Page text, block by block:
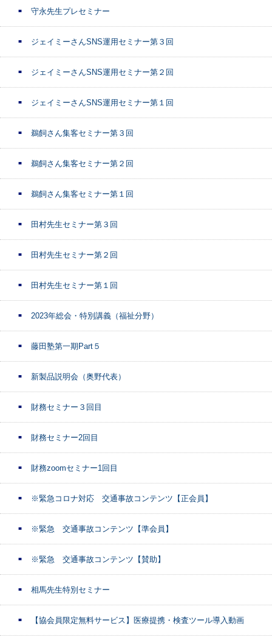
守永先生プレセミナー
ジェイミーさんSNS運用セミナー第３回
ジェイミーさんSNS運用セミナー第２回
ジェイミーさんSNS運用セミナー第１回
鵜飼さん集客セミナー第３回
鵜飼さん集客セミナー第２回
鵜飼さん集客セミナー第１回
田村先生セミナー第３回
田村先生セミナー第２回
田村先生セミナー第１回
2023年総会・特別講義（福祉分野）
藤田塾第一期Part５
新製品説明会（奥野代表）
財務セミナー３回目
財務セミナー2回目
財務zoomセミナー1回目
※緊急コロナ対応 交通事故コンテンツ【正会員】
※緊急 交通事故コンテンツ【準会員】
※緊急 交通事故コンテンツ【賛助】
相馬先生特別セミナー
【協会員限定無料サービス】医療提携・検査ツール導入動画